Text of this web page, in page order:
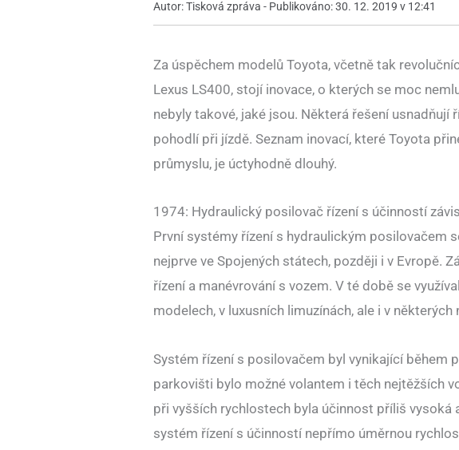
Autor: Tisková zpráva - Publikováno: 30. 12. 2019 v 12:41
Za úspěchem modelů Toyota, včetně tak
Lexus LS400, stojí inovace, o kterých se moc
nebyly takové, jaké jsou. Některá řešení usnadňují
pohodlí při jízdě. Seznam inovací, které Toyota
průmyslu, je úctyhodně dlouhý.
1974: Hydraulický posilovač řízení s účinností
První systémy řízení s hydraulickým posilovačem
nejprve ve Spojených státech, později i v Evropě.
řízení a manévrování s vozem. V té době se
modelech, v luxusních limuzínách, ale i v
Systém řízení s posilovačem byl vynikající během
parkovišti bylo možné volantem i těch nejtěžších
při vyšších rychlostech byla účinnost příliš vysoká
systém řízení s účinností nepřímo úměrnou